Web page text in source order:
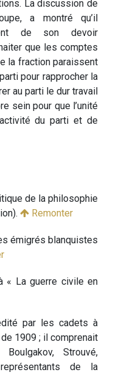
La discussion de
a montré qu’il
de son devoir
que les comptes
la fraction paraissent
pour rapprocher la
au parti le dur travail
sein pour que l’unité
du parti et de
de la philosophie
Remonter
émigrés blanquistes
« La guerre civile en
par les cadets à
1909 ; il comprenait
Strouvé,
de la